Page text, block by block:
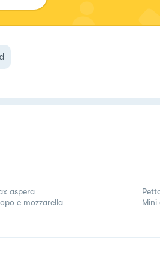
aspera
e mozzarella
Mini